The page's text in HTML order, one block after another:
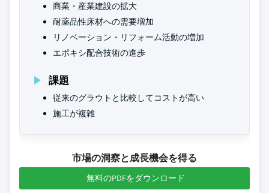
商業・産業建設の拡大
耐薬品性床材への需要増加
リノベーション・リフォーム活動の増加
エポキシ配合技術の進歩
課題
従来のグラウトと比較してコストが高い
施工が複雑
市場の洞察と成長機会を得る
無料のPDFをダウンロード